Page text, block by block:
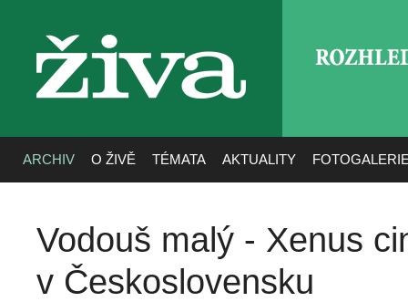
živa
ARCHIV O ŽIVĚ TÉMATA AKTUALITY
Vodouš malý - Xenus
v Československu